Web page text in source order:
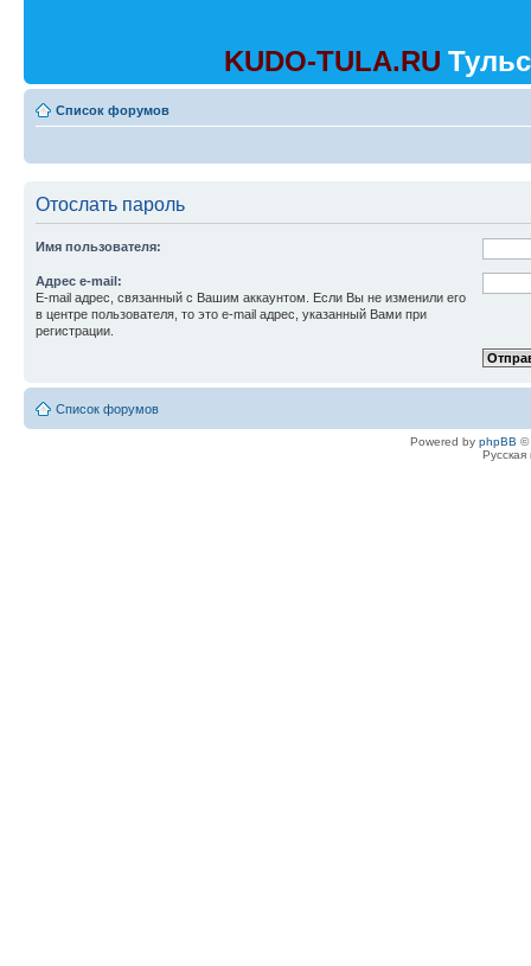
KUDO-TULA.RU
Список форумов
Отослать пароль
Имя пользователя:
Адрес e-mail:
E-mail адрес, связанный с Вашим аккаунтом. Если Вы не изменили его
в центре пользователя, то это e-mail адрес, указанный Вами при
регистрации.
Список форумов
Powered by phpBB ©